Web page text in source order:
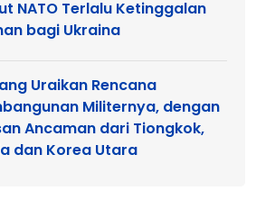
NATO Terlalu Ketinggalan
bagi Ukraina
Uraikan Rencana
Militernya, dengan
Ancaman dari Tiongkok,
dan Korea Utara